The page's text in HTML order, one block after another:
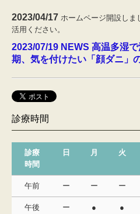
2023/04/17 ホームページ開設しま
活用ください。
2023/07/19 NEWS 高温多湿
期、気を付けたい「顔ダニ」
診療時間
診療
時間
日 月 火
午前 ー ー ー
午後 ー ● ●